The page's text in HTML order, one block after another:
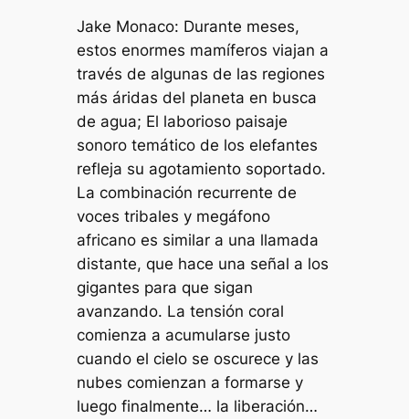
Jake Monaco: Durante meses,
estos enormes mamíferos viajan a
través de algunas de las regiones
más áridas del planeta en busca
de agua; El laborioso paisaje
sonoro temático de los elefantes
refleja su agotamiento soportado.
La combinación recurrente de
voces tribales y megáfono
africano es similar a una llamada
distante, que hace una señal a los
gigantes para que sigan
avanzando. La tensión coral
comienza a acumularse justo
cuando el cielo se oscurece y las
nubes comienzan a formarse y
luego finalmente… la liberación…